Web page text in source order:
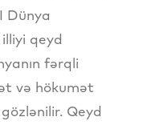
Dünya
qeyd
fərqli
və hökumət
Qeyd